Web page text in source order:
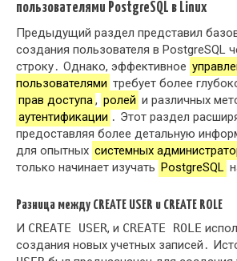
пользователями PostgreSQL в Linux
Предыдущий раздел представил
создания пользователя в PostgreSQL
строку․ Однако, эффективное
пользователями требует более
прав доступа, ролей и различных
аутентификации ․ Этот раздел
предоставляя более детальную
для опытных системных
только начинает изучать PostgreSQL
Разница между CREATE USER и CREATE ROLE
И CREATE USER, и CREATE ROLE
создания новых учетных записей․